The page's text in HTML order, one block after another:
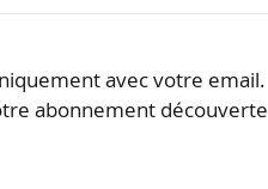
avec votre email.
abonnement découverte